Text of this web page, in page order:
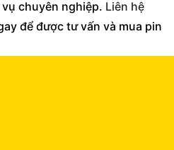
chuyên nghiệp. Liên hệ
để được tư vấn và mua pin